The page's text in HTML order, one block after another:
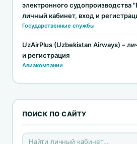
электронного судопроизводства
личный кабинет, вход и
Государственные службы
UzAirPlus (Uzbekistan Airways) –
и регистрация
Авиакомпании
ПОИСК ПО САЙТУ